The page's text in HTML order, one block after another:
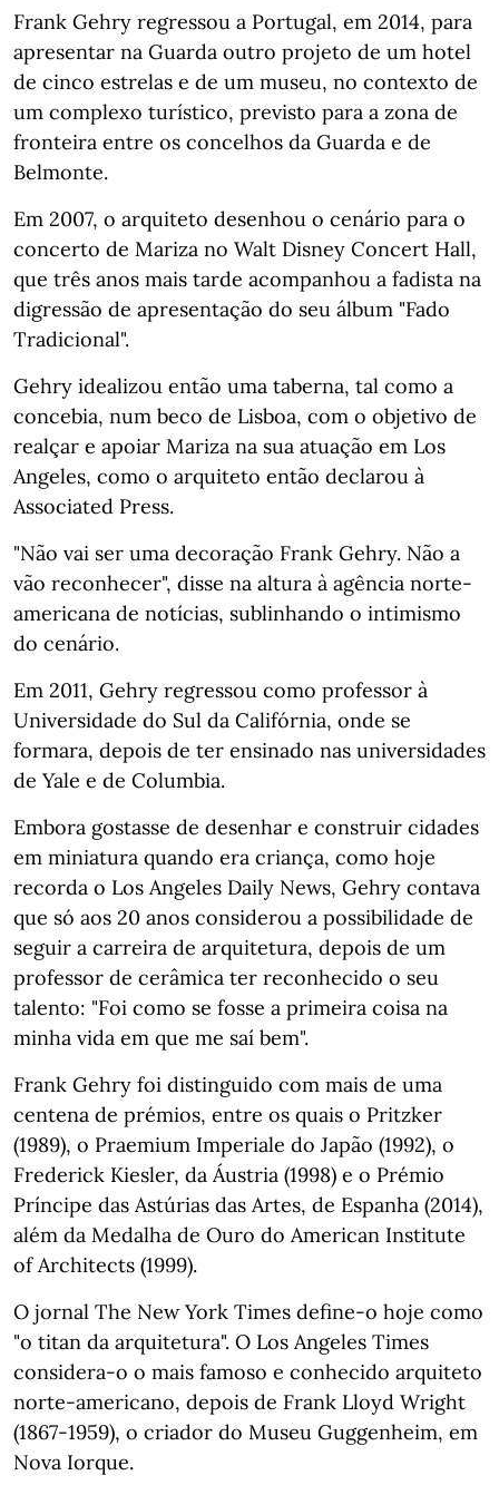
Frank Gehry regressou a Portugal, em 2014, para
apresentar na Guarda outro projeto de um hotel
de cinco estrelas e de um museu, no contexto de
um complexo turístico, previsto para a zona de
fronteira entre os concelhos da Guarda e de
Belmonte.
Em 2007, o arquiteto desenhou o cenário para o
concerto de Mariza no Walt Disney Concert Hall,
que três anos mais tarde acompanhou a fadista na
digressão de apresentação do seu álbum "Fado
Tradicional".
Gehry idealizou então uma taberna, tal como a
concebia, num beco de Lisboa, com o objetivo de
realçar e apoiar Mariza na sua atuação em Los
Angeles, como o arquiteto então declarou à
Associated Press.
"Não vai ser uma decoração Frank Gehry. Não a
vão reconhecer", disse na altura à agência norte-
americana de notícias, sublinhando o intimismo
do cenário.
Em 2011, Gehry regressou como professor à
Universidade do Sul da Califórnia, onde se
formara, depois de ter ensinado nas universidades
de Yale e de Columbia.
Embora gostasse de desenhar e construir cidades
em miniatura quando era criança, como hoje
recorda o Los Angeles Daily News, Gehry contava
que só aos 20 anos considerou a possibilidade de
seguir a carreira de arquitetura, depois de um
professor de cerâmica ter reconhecido o seu
talento: "Foi como se fosse a primeira coisa na
minha vida em que me saí bem".
Frank Gehry foi distinguido com mais de uma
centena de prémios, entre os quais o Pritzker
(1989), o Praemium Imperiale do Japão (1992), o
Frederick Kiesler, da Áustria (1998) e o Prémio
Príncipe das Astúrias das Artes, de Espanha (2014),
além da Medalha de Ouro do American Institute
of Architects (1999).
O jornal The New York Times define-o hoje como
"o titan da arquitetura". O Los Angeles Times
considera-o o mais famoso e conhecido arquiteto
norte-americano, depois de Frank Lloyd Wright
(1867-1959), o criador do Museu Guggenheim, em
Nova Iorque.